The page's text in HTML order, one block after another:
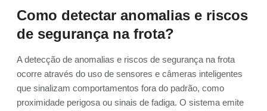
Como detectar anomalias e riscos
de segurança na frota?
A detecção de anomalias e riscos de segurança na frota
ocorre através do uso de sensores e câmeras inteligentes
que sinalizam comportamentos fora do padrão, como
proximidade perigosa ou sinais de fadiga. O sistema emite